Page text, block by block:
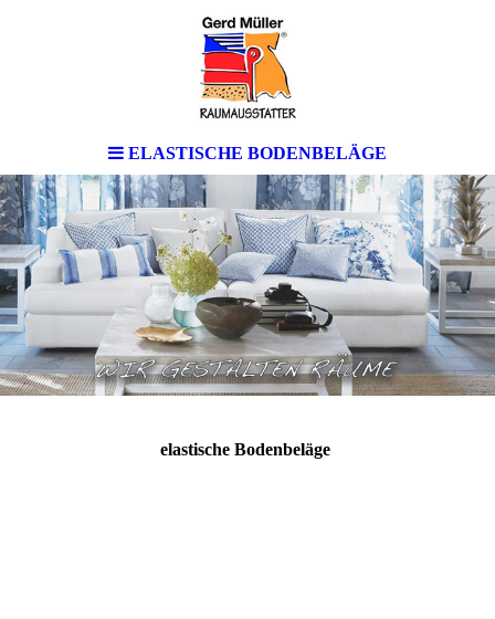
ELASTISCHE BODENBELÄGE
elastische Bodenbeläge